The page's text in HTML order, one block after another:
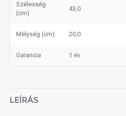
Szélesség
(cm)
43,0
Mélység (cm) 20,0
Garancia 1 év
LEÍRÁS